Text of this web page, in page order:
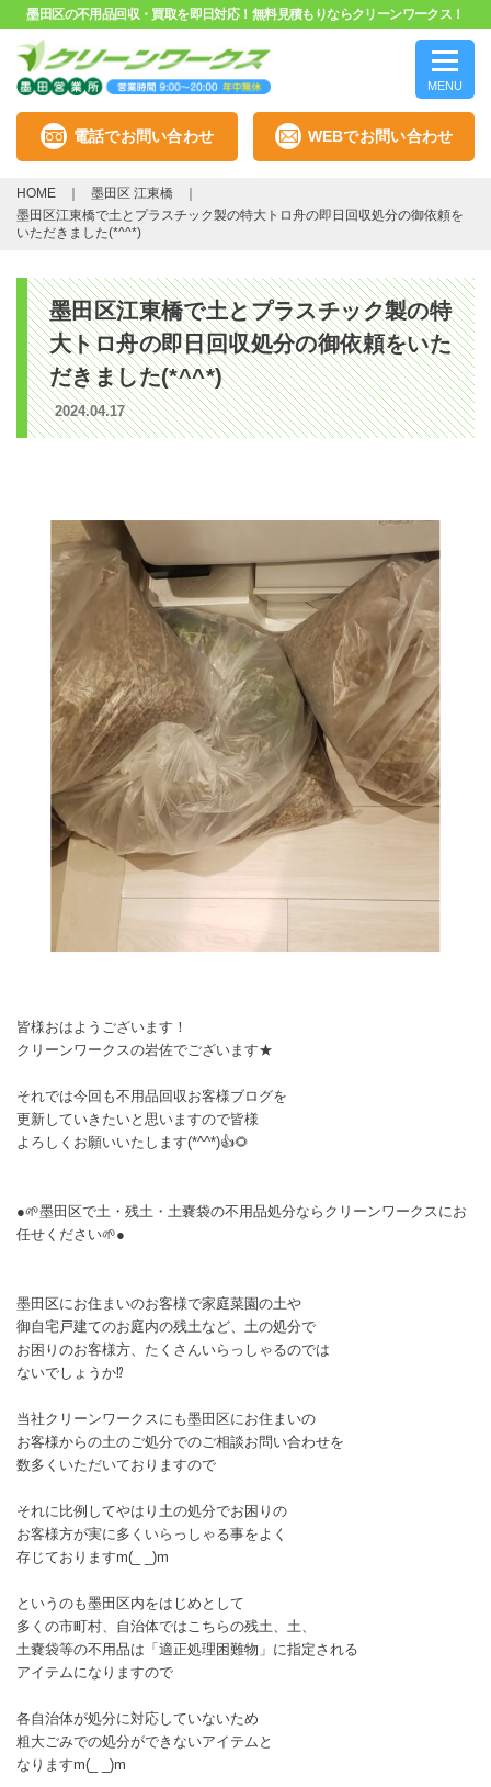
墨田区の不用品回収・買取を即日対応！無料見積もりならクリーンワークス！
MENU
電話でお問い合わせ WEBでお問い合わせ
HOME
墨田区 江東橋
墨田区江東橋で土とプラスチック製の特大トロ舟の即日回収処分の御依頼を
いただきました(*^^*)
墨田区江東橋で土とプラスチック製の特
大トロ舟の即日回収処分の御依頼をいた
だきました(*^^*)
2024.04.17
皆様おはようございます！
クリーンワークスの岩佐でございます★
それでは今回も不用品回収お客様ブログを
更新していきたいと思いますので皆様
よろしくお願いいたします(*^^*)👍🌻
●🌱墨田区で土・残土・土嚢袋の不用品処分ならクリーンワークスにお
任せください🌱●
墨田区にお住まいのお客様で家庭菜園の土や
御自宅戸建てのお庭内の残土など、土の処分で
お困りのお客様方、たくさんいらっしゃるのでは
ないでしょうか⁉️
当社クリーンワークスにも墨田区にお住まいの
お客様からの土のご処分でのご相談お問い合わせを
数多くいただいておりますので
それに比例してやはり土の処分でお困りの
お客様方が実に多くいらっしゃる事をよく
存じておりますm(_ _)m
というのも墨田区内をはじめとして
多くの市町村、自治体ではこちらの残土、土、
土嚢袋等の不用品は「適正処理困難物」に指定される
アイテムになりますので
各自治体が処分に対応していないため
粗大ごみでの処分ができないアイテムと
なりますm(_ _)m